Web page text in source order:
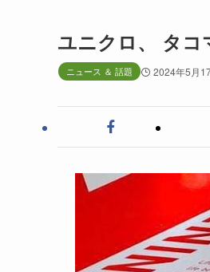
ユニクロ、 タコ
ニュース ＆ 話題 2024年5月